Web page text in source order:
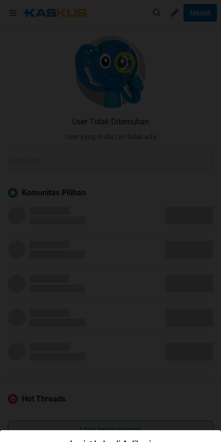
Masuk
User Tidak Ditemukan
User yang Anda cari tidak ada
Komunitas Pilihan
Hot Threads
Lihat Selengkapnya